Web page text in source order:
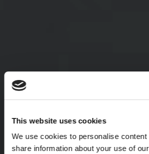
This website uses cookies
We use cookies to personalise
share information about your use of